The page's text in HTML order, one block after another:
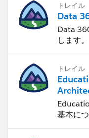
トレイル
Data
Data
します。
トレイル
理
基本に